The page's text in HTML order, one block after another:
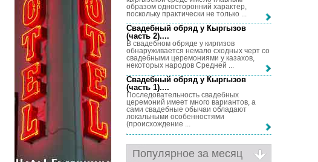
образом односторонний характер,
поскольку практически не только ...
Свадебный обряд у Кыргызов
(часть 2)....
В свадебном обряде у киргизов
обнаруживается немало сходных черт со
свадебными церемониями у казахов,
некоторых народов Средней ...
Свадебный обряд у Кыргызов
(часть 1)....
Последовательность свадебных
церемоний имеет много вариантов, а
сами свадебные обычаи обладают
локальными особенностями
(происхождение ...
Популярное за месяц